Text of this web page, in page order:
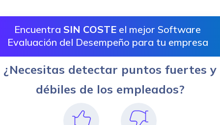
Encuentra SIN COSTE el mejor Software
Evaluación del Desempeño para tu empresa
¿Necesitas detectar puntos fuertes y
débiles de los empleados?